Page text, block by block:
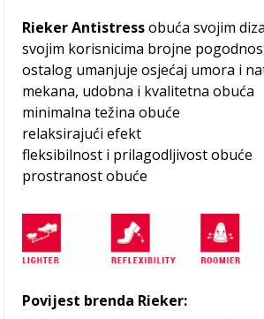
Rieker Antistressobuća svojim
svojim korisnicima brojne
ostalog umanjuje osjećaj umora i
mekana, udobna i kvalitetna obuća
minimalna težina obuće
relaksirajući efekt
fleksibilnost i prilagodljivost obuće
prostranost obuće
Povijest brenda Rieker: